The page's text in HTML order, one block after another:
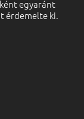
egyaránt
érdemelte ki.